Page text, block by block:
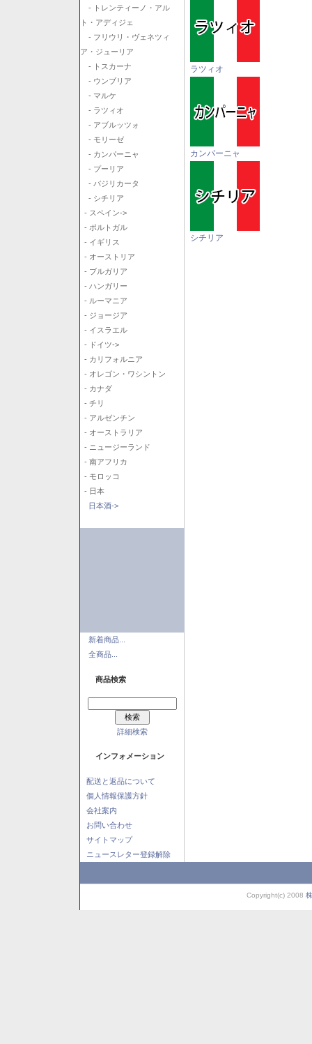
- トレンティーノ・アル
ト・アディジェ
- フリウリ・ヴェネツィ
ア・ジューリア
- トスカーナ
- ウンブリア
- マルケ
- ラツィオ
- アブルッツォ
- モリーゼ
- カンパーニャ
- プーリア
- バジリカータ
- シチリア
- スペイン->
- ポルトガル
- イギリス
- オーストリア
- ブルガリア
- ハンガリー
- ルーマニア
- ジョージア
- イスラエル
- ドイツ->
- カリフォルニア
- オレゴン・ワシントン
- カナダ
- チリ
- アルゼンチン
- オーストラリア
- ニュージーランド
- 南アフリカ
- モロッコ
- 日本
日本酒->
新着商品...
全商品...
商品検索
詳細検索
インフォメーション
配送と返品について
個人情報保護方針
会社案内
お問い合わせ
サイトマップ
ニュースレター登録解除
ラツィオ
カンパーニャ
シチリア
Copyright(c) 2008